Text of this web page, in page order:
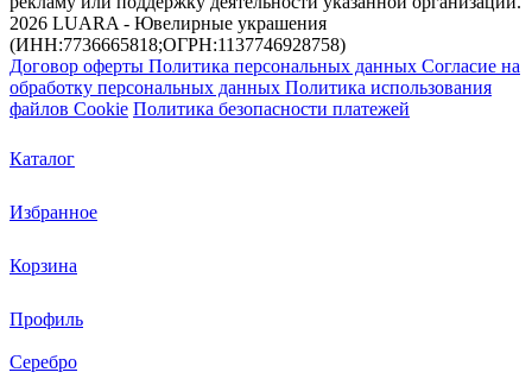
2026 LUARA - Ювелирные украшения
(ИНН:7736665818;ОГРН:1137746928758)
Договор оферты Политика персональных данных Согласие на
обработку персональных данных Политика использования
файлов Cookie Политика безопасности платежей
Каталог
Избранное
Корзина
Профиль
Серебро